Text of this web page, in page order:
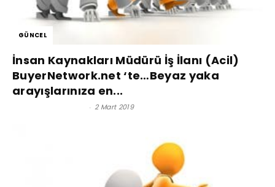
GÜNCEL
İnsan Kaynakları Müdürü İş İlanı (Acil)
BuyerNetwork.net ‘te…Beyaz yaka
arayışlarınıza en...
- 2 Mart 2019